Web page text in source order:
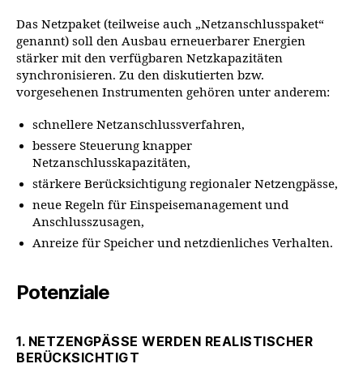
Das Netzpaket (teilweise auch „Netzanschlusspaket“
genannt) soll den Ausbau erneuerbarer Energien
stärker mit den verfügbaren Netzkapazitäten
synchronisieren. Zu den diskutierten bzw.
vorgesehenen Instrumenten gehören unter anderem:
schnellere Netzanschlussverfahren,
bessere Steuerung knapper
Netzanschlusskapazitäten,
stärkere Berücksichtigung regionaler Netzengpässe,
neue Regeln für Einspeisemanagement und
Anschlusszusagen,
Anreize für Speicher und netzdienliches Verhalten.
Potenziale
1. NETZENGPÄSSE WERDEN REALISTISCHER
BERÜCKSICHTIGT